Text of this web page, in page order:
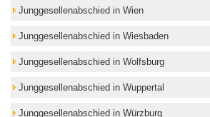
Junggesellenabschied in Wien
Junggesellenabschied in Wiesbaden
Junggesellenabschied in Wolfsburg
Junggesellenabschied in Wuppertal
Junggesellenabschied in Würzburg